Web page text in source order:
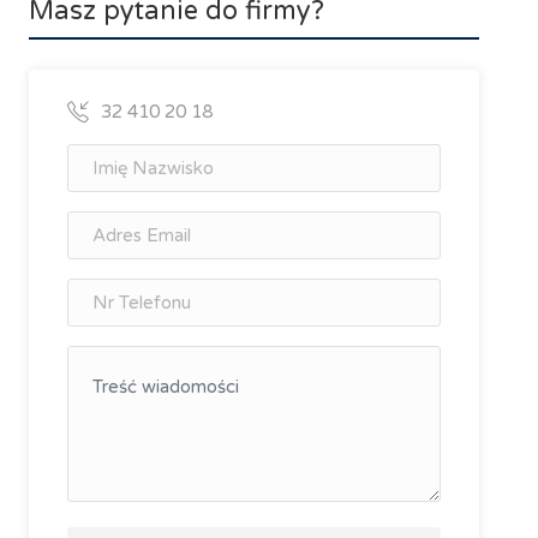
Masz pytanie do firmy?
32 410 20 18